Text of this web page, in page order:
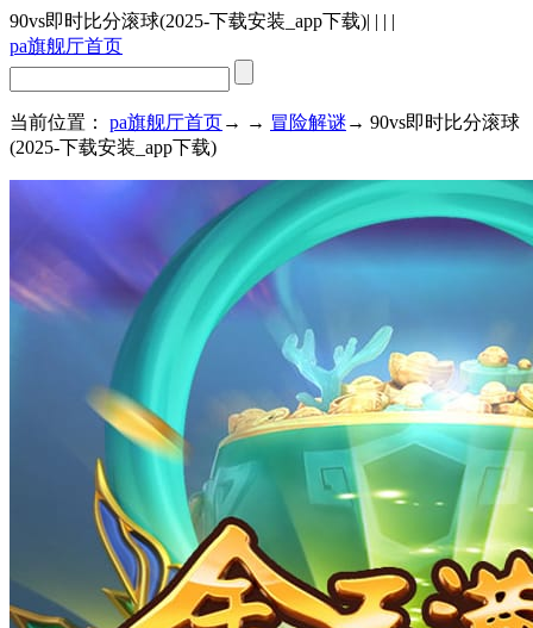
90vs即时比分滚球(2025-下载安装_app下载)| | | |
pa旗舰厅首页
当前位置： pa旗舰厅首页→ → 冒险解谜→ 90vs即时比分滚球
(2025-下载安装_app下载)